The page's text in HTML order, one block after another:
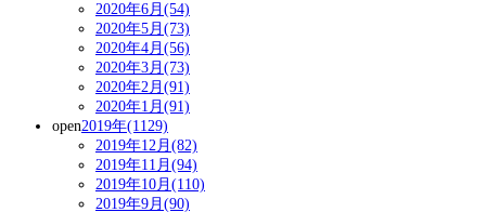
2020年6月(54)
2020年5月(73)
2020年4月(56)
2020年3月(73)
2020年2月(91)
2020年1月(91)
open2019年(1129)
2019年12月(82)
2019年11月(94)
2019年10月(110)
2019年9月(90)